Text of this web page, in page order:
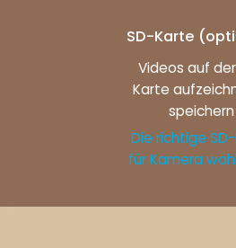
SD-Karte
Videos auf
Karte
speichern
Die richtige
für Kamera